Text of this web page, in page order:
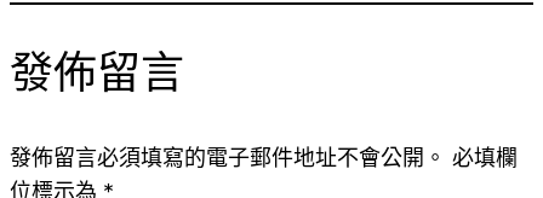
發佈留言
發佈留言必須填寫的電子郵件地址不會公開。 必填欄
位標示為 *